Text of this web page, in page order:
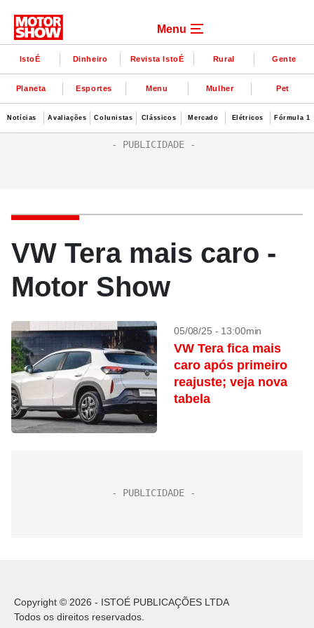
Menu
IstoÉ Dinheiro Revista IstoÉ Rural Gente
Planeta Esportes Menu Mulher Pet
Notícias Avaliações Colunistas Clássicos Mercado Elétricos Fórmula 1
VW Tera mais caro -
Motor Show
05/08/25 - 13:00min
VW Tera fica mais
caro após primeiro
reajuste; veja nova
tabela
Copyright © 2026 - ISTOÉ PUBLICAÇÕES LTDA
Todos os direitos reservados.